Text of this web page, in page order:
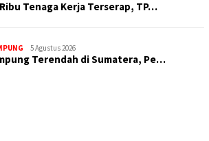
Ribu Tenaga Kerja Terserap, TP…
5 Agustus 2026
Terendah di Sumatera, Pe…